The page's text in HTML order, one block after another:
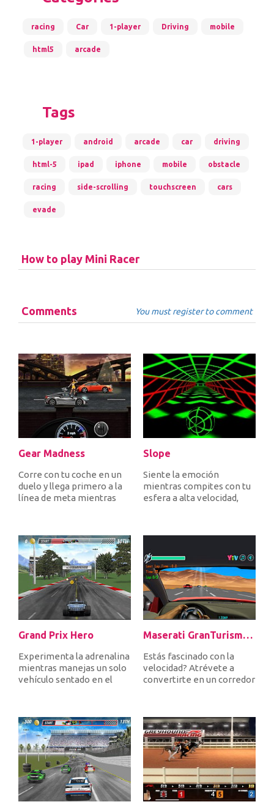
racing Car 1-player Driving mobile
html5 arcade
Tags
1-player android arcade car driving
html-5 ipad iphone mobile obstacle
racing side-scrolling touchscreen cars
evade
How to play Mini Racer
Comments You must register to comment
Gear Madness
Corre con tu coche en un
duelo y llega primero a la
línea de meta mientras
Slope
Siente la emoción
mientras compites con tu
esfera a alta velocidad,
Grand Prix Hero
Experimenta la adrenalina
mientras manejas un solo
vehículo sentado en el
Maserati GranTurismo 2018
Estás fascinado con la
velocidad? Atrévete a
convertirte en un corredor